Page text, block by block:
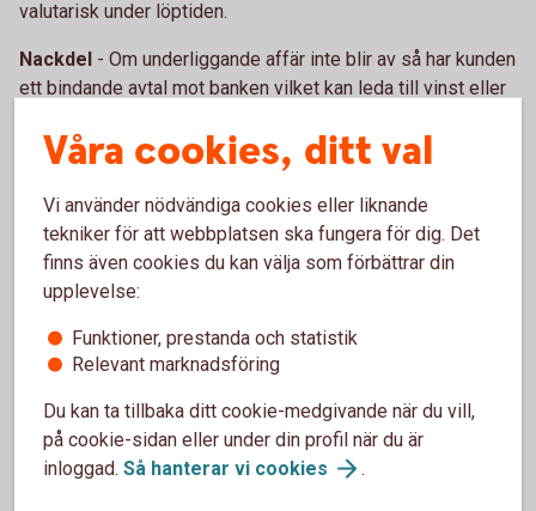
valutarisk under löptiden.
Nackdel - Om underliggande affär inte blir av så har kunden
ett bindande avtal mot banken vilket kan leda till vinst eller
Fördel– Med en köpoption kan man tillgodoräkna sig
positiva kursrörelser vilket kan jämföras med en försäkring.
Skulle underliggande affär inte bli av så har kunden inga
skyldigheter mot banken.
Nackdel– Vid köp av en option så betalar kunden en
premie.
Såld option
Våra cookies, ditt val
Vi använder nödvändiga cookies eller liknande
tekniker för att webbplatsen ska fungera för dig. Det
finns även cookies du kan välja som förbättrar din
upplevelse:
Funktioner, prestanda och statistik
Relevant marknadsföring
Du kan ta tillbaka ditt cookie-medgivande när du vill,
på cookie-sidan eller under din profil när du är
inloggad. Så hanterar vi cookies .